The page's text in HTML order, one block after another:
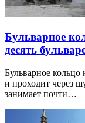
Бульварное
десять
Бульварное кольцо
и проходит через
занимает почти…